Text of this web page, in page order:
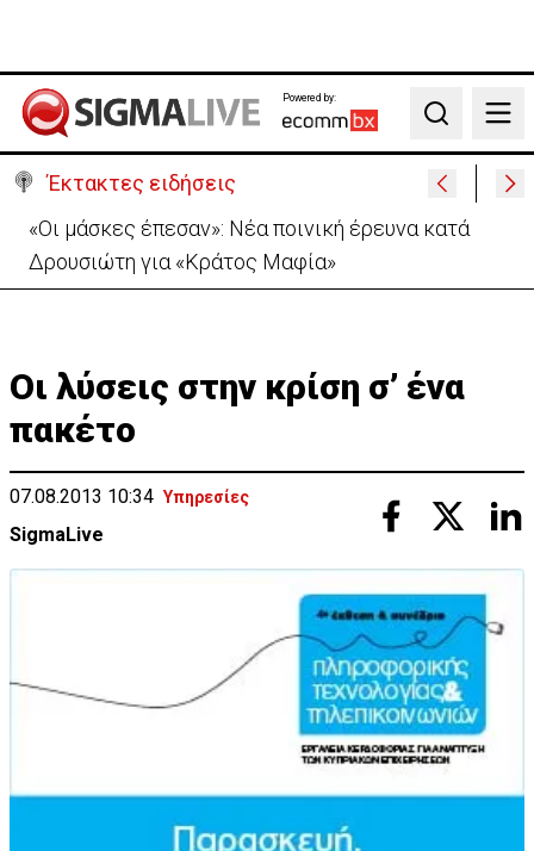
Powered by:
Search
Έκτακτες ειδήσεις
«Πόλεμος» Σάντσεθ-Μελόνι λόγω της Θέουτα:
Ελέγχους και από Ισπανία στα σύνορα
Οι λύσεις στην κρίση σ’ ένα
πακέτο
07.08.2013 10:34 Υπηρεσίες
SigmaLive